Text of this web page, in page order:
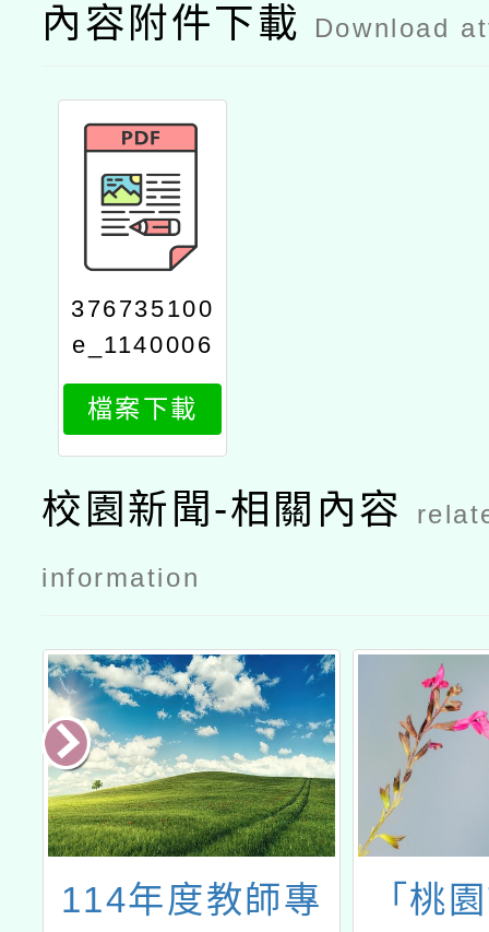
內容附件下載 Download
376735100
e_1140006
412_attach
1
檔案下載
校園新聞-相關內容
information
114年度教師專
「桃